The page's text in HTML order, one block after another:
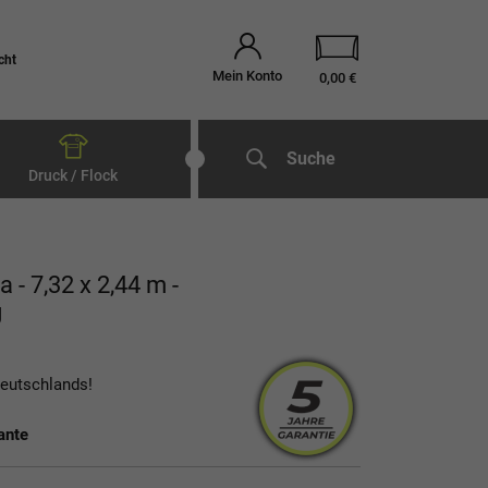
Mein Konto 0,00 €
Druck / Flock
Suche
- 7,32 x 2,44 m -